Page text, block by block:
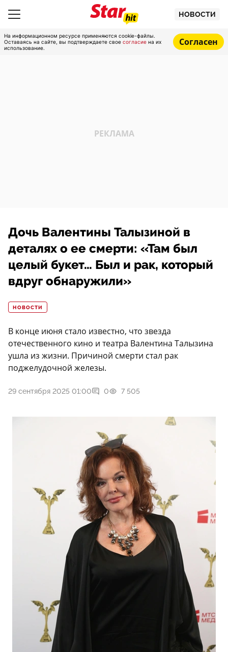
НОВОСТИ
На информационном ресурсе применяются cookie-файлы.
Оставаясь на сайте, вы подтверждаете свое согласие на их
использование.
Согласен
Дочь Валентины Талызиной в
деталях о ее смерти: «Там был
целый букет… Был и рак, который
вдруг обнаружили»
НОВОСТИ
В конце июня стало известно, что звезда
отечественного кино и театра Валентина Талызина
ушла из жизни. Причиной смерти стал рак
поджелудочной железы.
29 сентября 2025 01:00 0 7 505